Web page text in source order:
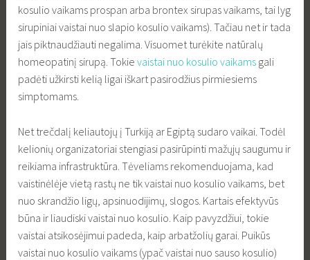
kosulio vaikams prospan arba brontex sirupas vaikams, tai lyg
sirupiniai vaistai nuo slapio kosulio vaikams). Tačiau net ir tada
jais piktnaudžiauti negalima. Visuomet turėkite natūralų
homeopatinį sirupą. Tokievaistai nuo kosulio vaikams gali
padėti užkirsti kelią ligai iškart pasirodžius pirmiesiems
simptomams.
Net trečdalį keliautojų į Turkiją ar Egiptą sudaro vaikai. Todėl
kelionių organizatoriai stengiasi pasirūpinti mažųjų saugumu ir
reikiama infrastruktūra. Tėveliams rekomenduojama, kad
vaistinėlėje vietą rastų ne tik vaistai nuo kosulio vaikams, bet
nuo skrandžio ligų, apsinuodijimų, slogos. Kartais efektyvūs
būna ir liaudiski vaistai nuo kosulio. Kaip pavyzdžiui, tokie
vaistai atsikosėjimui padeda, kaip arbatžolių garai. Puikūs
vaistai nuo kosulio vaikams (ypač vaistai nuo sauso kosulio)